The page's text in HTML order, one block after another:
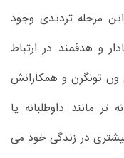
مرحله تردیدی وجود
و هدفمند در ارتباط
ون تونگرن و همکارانش
تر مانند داوطلبانه یا
در زندگی خود می